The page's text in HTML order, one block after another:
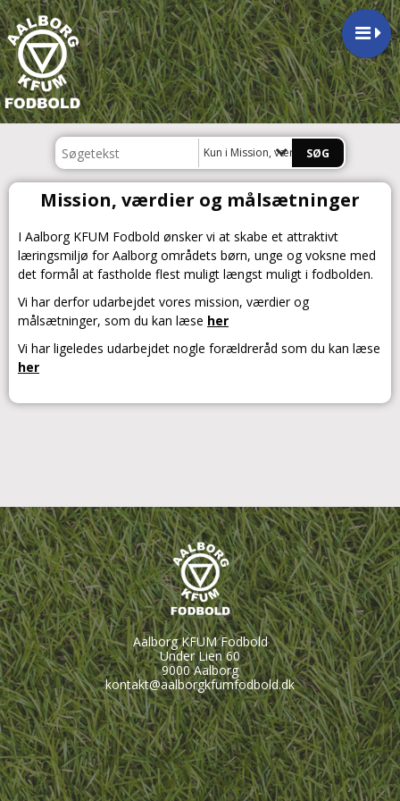
Kun i Mission, værdier og
Mission, værdier og målsætninger
I Aalborg KFUM Fodbold ønsker vi at skabe et attraktivt
læringsmiljø for Aalborg områdets børn, unge og voksne med
det formål at fastholde flest muligt længst muligt i fodbolden.
Vi har derfor udarbejdet vores mission, værdier og
målsætninger, som du kan læse her
Vi har ligeledes udarbejdet nogle forældreråd som du kan læse
her
Aalborg KFUM Fodbold
Under Lien 60
9000 Aalborg
kontakt@aalborgkfumfodbold.dk